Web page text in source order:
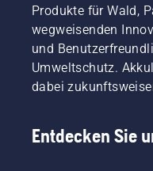
Produkte für Wald,
wegweisenden
und
Umweltschutz.
dabei
Entdecken Sie